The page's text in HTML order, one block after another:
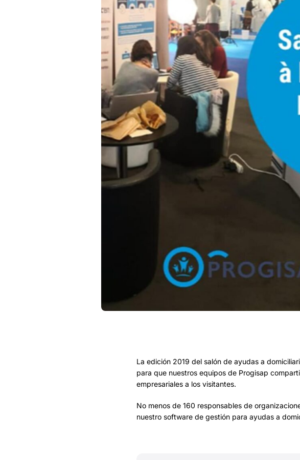
La edición 2019 del salón de ayudas a
para que nuestros equipos de Progisap
empresariales a los visitantes.
No menos de 160 responsables de
nuestro software de gestión para ayudas a